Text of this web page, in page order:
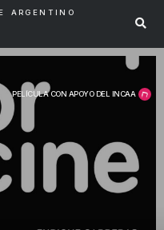
ARGENTINO
PELÍCULA CON APOYO DEL INCAA